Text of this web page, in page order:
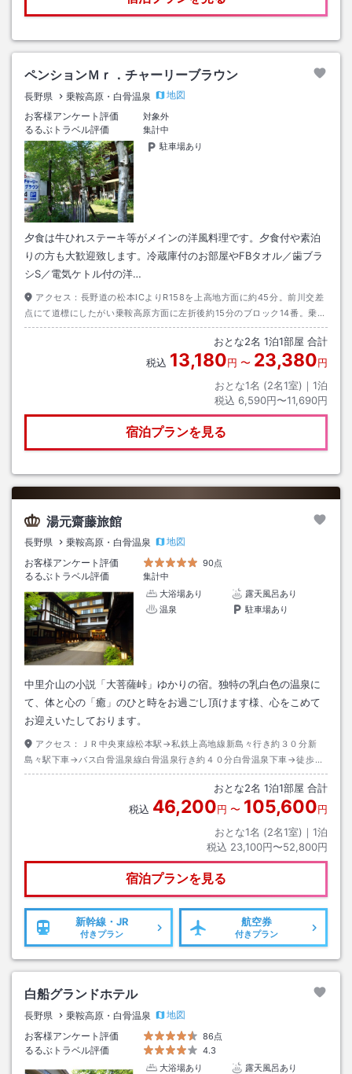
ペンションＭｒ．チャーリーブラウン
長野県 乗鞍高原・白骨温泉
地図
お客様アンケート評価
対象外
るるぶトラベル評価
集計中
駐車場あり
夕食は牛ひれステーキ等がメインの洋風料理です。夕食付や素泊
りの方も大歓迎致します。冷蔵庫付のお部屋やFBタオル／歯ブラ
シS／電気ケトル付の洋…
アクセス： 長野道の松本ICよりR158を上高地方面に約45分。前川交差
点にて道標にしたがい乗鞍高原方面に左折後約15分のブロック14番。乗鞍
保育園前バス停より120m程です。
おとな2名 1泊1部屋 合計
税込 13,180円 〜 23,380円
おとな1名 (2名1室)｜ 1泊
税込 6,590円〜11,690円
宿泊プランを見る
湯元齋藤旅館
長野県 乗鞍高原・白骨温泉
地図
お客様アンケート評価
90点
るるぶトラベル評価
集計中
大浴場あり
露天風呂あり
温泉
駐車場あり
中里介山の小説「大菩薩峠」ゆかりの宿。独特の乳白色の温泉に
て、体と心の「癒」のひと時をお過ごし頂けます様、心をこめて
お迎えいたしております。
アクセス：
ＪＲ中央東線松本駅→私鉄上高地線新島々行き約３０分新
島々駅下車→バス白骨温泉線白骨温泉行き約４０分白骨温泉下車→徒歩約
１０分
おとな2名 1泊1部屋 合計
税込 46,200円 〜 105,600円
おとな1名 (2名1室)｜ 1泊
税込 23,100円〜52,800円
宿泊プランを見る
新幹線・JR
付きプラン
航空券
付きプラン
白船グランドホテル
長野県 乗鞍高原・白骨温泉
地図
お客様アンケート評価
86点
るるぶトラベル評価
4.3
大浴場あり
露天風呂あり